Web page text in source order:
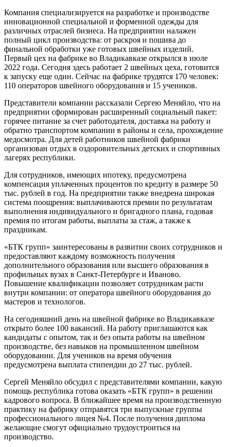
Компания специализируется на разработке и производстве
инновационной специальной и форменной одежды для
различных отраслей бизнеса. На предприятии налажен
полный цикл производства: от раскроя и пошива до
финальной обработки уже готовых швейных изделий.
Первый цех на фабрике во Владикавказе открылся в июле
2022 года. Сегодня здесь работает 2 швейных цеха, готовится
к запуску еще один. Сейчас на фабрике трудятся 170 человек:
110 операторов швейного оборудования и 15 учеников.
Представители компании рассказали Сергею Меняйло, что на
предприятии сформирован расширенный социальный пакет:
горячее питание за счет работодателя, доставка на работу и
обратно транспортом компании в районы и села, прохождение
медосмотра. Для детей работников швейной фабрики
организован отдых в оздоровительных детских и спортивных
лагерях республики.
Для сотрудников, имеющих ипотеку, предусмотрена
компенсация уплаченных процентов по кредиту в размере 50
тыс. рублей в год. На предприятии также внедрена широкая
система поощрения: выплачиваются премии по результатам
выполнения индивидуального и бригадного плана, годовая
премия по итогам работы, выплаты за стаж, а также к
праздникам.
«БТК групп» заинтересованы в развитии своих сотрудников и
предоставляют каждому возможность получения
дополнительного образования или высшего образования в
профильных вузах в Санкт-Петербурге и Иваново.
Повышение квалификации позволяет сотрудникам расти
внутри компании: от оператора швейного оборудования до
мастеров и технологов.
На сегодняшний день на швейной фабрике во Владикавказе
открыто более 100 вакансий. На работу приглашаются как
кандидаты с опытом, так и без опыта работы на швейном
производстве, без навыков на промышленном швейном
оборудовании. Для учеников на время обучения
предусмотрена выплата стипендии до 27 тыс. рублей.
Сергей Меняйло обсудил с представителями компании, какую
помощь республика готова оказать «БТК групп» в решении
кадрового вопроса. В ближайшее время на производственную
практику на фабрику отправятся три выпускные группы
профессионального лицея №4. После получения диплома
желающие смогут официально трудоустроиться на
производство.